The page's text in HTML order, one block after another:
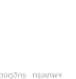
จตุจักร กรุงเทพฯ